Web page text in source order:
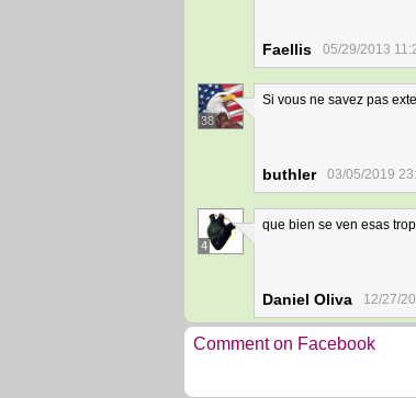
Faellis 05/29/2013
38
Si vous ne savez pas
buthler 03/05/2019
4
que bien se ven esas
Daniel Oliva 12/27/
Comment on Facebook